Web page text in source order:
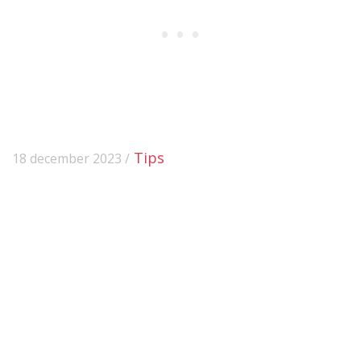
18 december 2023 / Tips